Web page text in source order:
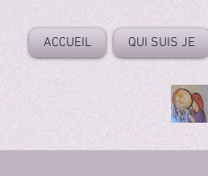
ACCUEIL QUI SUIS JE